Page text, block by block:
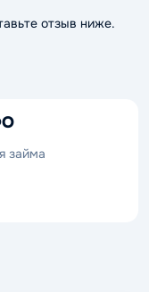
отзыв ниже.
займа